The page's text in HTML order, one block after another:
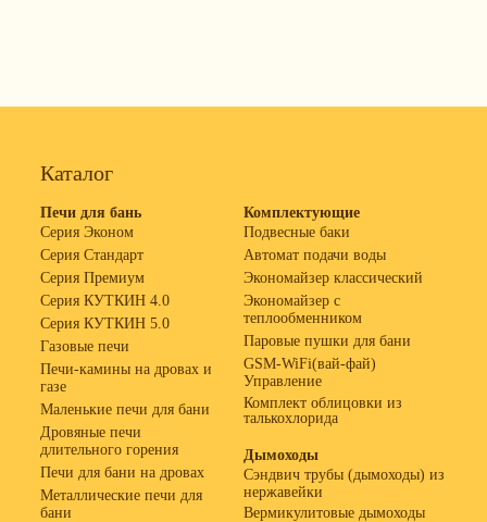
Каталог
Печи для бань
Серия Эконом
Серия Стандарт
Серия Премиум
Серия КУТКИН 4.0
Серия КУТКИН 5.0
Газовые печи
Печи-камины на дровах и
газе
Маленькие печи для бани
Дровяные печи
длительного горения
Печи для бани на дровах
Металлические печи для
бани
Комплектующие
Подвесные баки
Автомат подачи воды
Экономайзер классический
Экономайзер с
теплообменником
Паровые пушки для бани
GSM-WiFi(вай-фай)
Управление
Комплект облицовки из
талькохлорида
Дымоходы
Сэндвич трубы (дымоходы) из
нержавейки
Вермикулитовые дымоходы